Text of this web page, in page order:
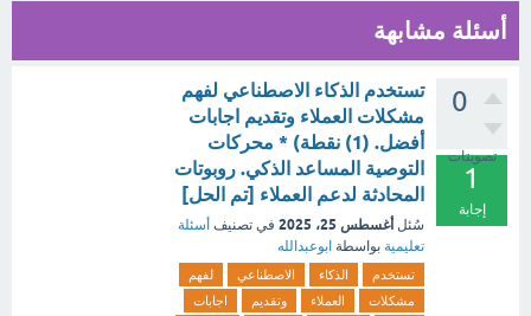
أسئلة مشابهة
0
تصويتات
1
إجابة
تستخدم الذكاء الاصطناعي لفهم
مشكلات العملاء وتقديم اجابات
أفضل. (1) نقطة) * محركات
التوصية المساعد الذكي. روبوتات
المحادثة لدعم العملاء [تم الحل]
سُئل أغسطس 25، 2025 في تصنيف أسئلة
تعليمية بواسطة ابوعبدالله
تستخدم الذكاء الاصطناعي
لفهم
مشكلات
العملاء وتقديم
اجابات